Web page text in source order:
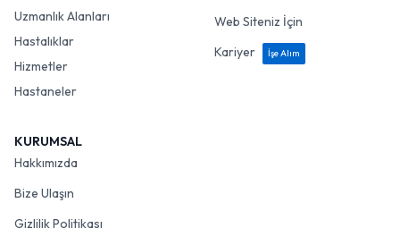
Uzmanlık Alanları
Hastalıklar
Hizmetler
Hastaneler
Web Siteniz İçin
Kariyer
İşe Alım
KURUMSAL
Hakkımızda
Bize Ulaşın
Gizlilik Politikası